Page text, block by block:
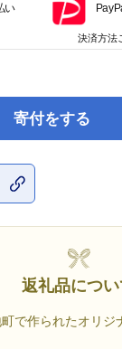
寄付をする
返礼品につい
で作られたオリジ
い
決済方法